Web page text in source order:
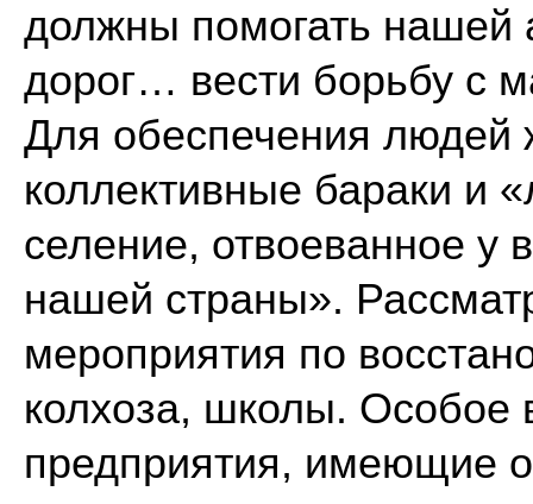
должны помогать нашей
дорог… вести борьбу с
Для обеспечения людей
коллективные бараки и
селение, отвоеванное у
нашей страны».
мероприятия по
колхоза, школы.
предприятия, имеющие